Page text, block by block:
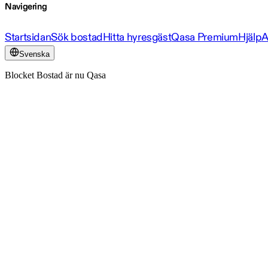
Navigering
StartsidanSök bostadHitta hyresgästQasa PremiumHjälp
Svenska
Blocket Bostad är nu Qasa